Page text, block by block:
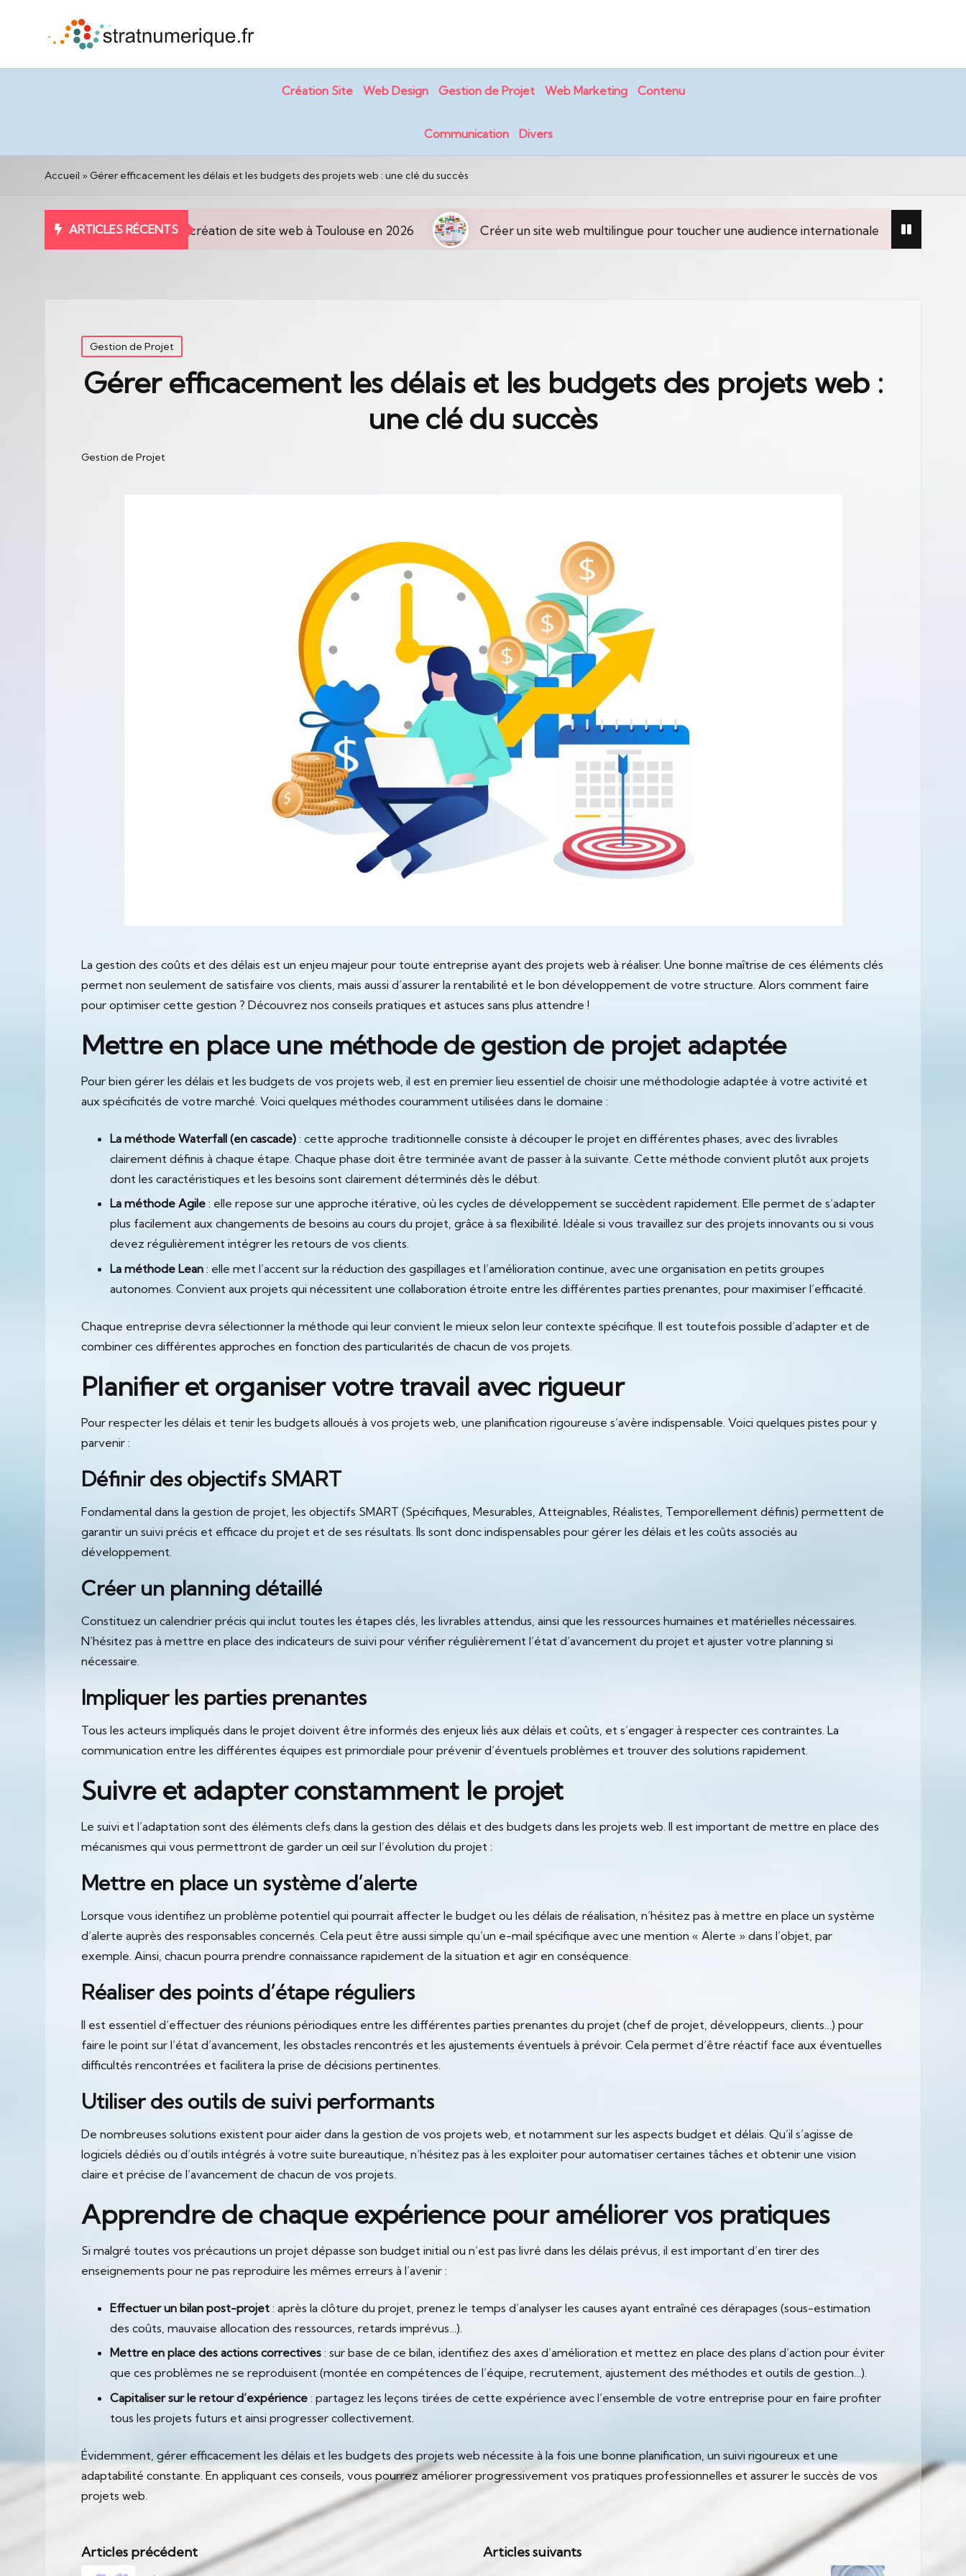
Création Site Web Design Gestion de Projet Web Marketing Contenu
Communication Divers
Accueil » Gérer efficacement les délais et les budgets des projets web : une clé du succès
ARTICLES RÉCENTS
pour la création de site web à Toulouse en 2026 Créer un site web multilingue pour toucher une audience internationale Les agences web au
Posted
in
Gestion de Projet
Gérer efficacement les délais et les budgets des projets web :
une clé du succès
Posted
Gestion de Projet
La gestion des coûts et des délais est un enjeu majeur pour toute entreprise ayant des projets web à réaliser. Une bonne maîtrise de ces éléments clés
permet non seulement de satisfaire vos clients, mais aussi d’assurer la rentabilité et le bon développement de votre structure. Alors comment faire
pour optimiser cette gestion ? Découvrez nos conseils pratiques et astuces sans plus attendre !
Mettre en place une méthode de gestion de projet adaptée
Pour bien gérer les délais et les budgets de vos projets web, il est en premier lieu essentiel de choisir une méthodologie adaptée à votre activité et
aux spécificités de votre marché. Voici quelques méthodes couramment utilisées dans le domaine :
La méthode Waterfall (en cascade) : cette approche traditionnelle consiste à découper le projet en différentes phases, avec des livrables
clairement définis à chaque étape. Chaque phase doit être terminée avant de passer à la suivante. Cette méthode convient plutôt aux projets
dont les caractéristiques et les besoins sont clairement déterminés dès le début.
La méthode Agile : elle repose sur une approche itérative, où les cycles de développement se succèdent rapidement. Elle permet de s’adapter
plus facilement aux changements de besoins au cours du projet, grâce à sa flexibilité. Idéale si vous travaillez sur des projets innovants ou si vous
devez régulièrement intégrer les retours de vos clients.
La méthode Lean : elle met l’accent sur la réduction des gaspillages et l’amélioration continue, avec une organisation en petits groupes
autonomes. Convient aux projets qui nécessitent une collaboration étroite entre les différentes parties prenantes, pour maximiser l’efficacité.
Chaque entreprise devra sélectionner la méthode qui leur convient le mieux selon leur contexte spécifique. Il est toutefois possible d’adapter et de
combiner ces différentes approches en fonction des particularités de chacun de vos projets.
Planifier et organiser votre travail avec rigueur
Pour respecter les délais et tenir les budgets alloués à vos projets web, une planification rigoureuse s’avère indispensable. Voici quelques pistes pour y
parvenir :
Définir des objectifs SMART
Fondamental dans la gestion de projet, les objectifs SMART (Spécifiques, Mesurables, Atteignables, Réalistes, Temporellement définis) permettent de
garantir un suivi précis et efficace du projet et de ses résultats. Ils sont donc indispensables pour gérer les délais et les coûts associés au
développement.
Créer un planning détaillé
Constituez un calendrier précis qui inclut toutes les étapes clés, les livrables attendus, ainsi que les ressources humaines et matérielles nécessaires.
N’hésitez pas à mettre en place des indicateurs de suivi pour vérifier régulièrement l’état d’avancement du projet et ajuster votre planning si
nécessaire.
Impliquer les parties prenantes
Tous les acteurs impliqués dans le projet doivent être informés des enjeux liés aux délais et coûts, et s’engager à respecter ces contraintes. La
communication entre les différentes équipes est primordiale pour prévenir d’éventuels problèmes et trouver des solutions rapidement.
Suivre et adapter constamment le projet
Le suivi et l’adaptation sont des éléments clefs dans la gestion des délais et des budgets dans les projets web. Il est important de mettre en place des
mécanismes qui vous permettront de garder un œil sur l’évolution du projet :
Mettre en place un système d’alerte
Lorsque vous identifiez un problème potentiel qui pourrait affecter le budget ou les délais de réalisation, n’hésitez pas à mettre en place un système
d’alerte auprès des responsables concernés. Cela peut être aussi simple qu’un e-mail spécifique avec une mention « Alerte » dans l’objet, par
exemple. Ainsi, chacun pourra prendre connaissance rapidement de la situation et agir en conséquence.
Réaliser des points d’étape réguliers
Il est essentiel d’effectuer des réunions périodiques entre les différentes parties prenantes du projet (chef de projet, développeurs, clients…) pour
faire le point sur l’état d’avancement, les obstacles rencontrés et les ajustements éventuels à prévoir. Cela permet d’être réactif face aux éventuelles
difficultés rencontrées et facilitera la prise de décisions pertinentes.
Utiliser des outils de suivi performants
De nombreuses solutions existent pour aider dans la gestion de vos projets web, et notamment sur les aspects budget et délais. Qu’il s’agisse de
logiciels dédiés ou d’outils intégrés à votre suite bureautique, n’hésitez pas à les exploiter pour automatiser certaines tâches et obtenir une vision
claire et précise de l’avancement de chacun de vos projets.
Apprendre de chaque expérience pour améliorer vos pratiques
Si malgré toutes vos précautions un projet dépasse son budget initial ou n’est pas livré dans les délais prévus, il est important d’en tirer des
enseignements pour ne pas reproduire les mêmes erreurs à l’avenir :
Effectuer un bilan post-projet : après la clôture du projet, prenez le temps d’analyser les causes ayant entraîné ces dérapages (sous-estimation
des coûts, mauvaise allocation des ressources, retards imprévus…).
Mettre en place des actions correctives : sur base de ce bilan, identifiez des axes d’amélioration et mettez en place des plans d’action pour éviter
que ces problèmes ne se reproduisent (montée en compétences de l’équipe, recrutement, ajustement des méthodes et outils de gestion…).
Capitaliser sur le retour d’expérience : partagez les leçons tirées de cette expérience avec l’ensemble de votre entreprise pour en faire profiter
tous les projets futurs et ainsi progresser collectivement.
Évidemment, gérer efficacement les délais et les budgets des projets web nécessite à la fois une bonne planification, un suivi rigoureux et une
adaptabilité constante. En appliquant ces conseils, vous pourrez améliorer progressivement vos pratiques professionnelles et assurer le succès de vos
projets web.
Post
navigation
Articles précédent Articles suivants